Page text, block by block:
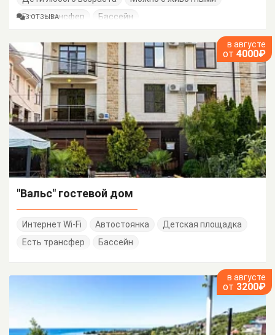
Есть трансфер
Бассейн
3 ОТЗЫВА
в августе
от 4000₽
"Вальс" гостевой дом
Интернет Wi-Fi Автостоянка
Детская площадка
Есть трансфер
Бассейн
в августе
от 3200₽